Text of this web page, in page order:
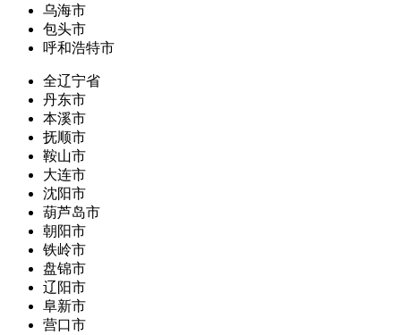
乌海市
包头市
呼和浩特市
全辽宁省
丹东市
本溪市
抚顺市
鞍山市
大连市
沈阳市
葫芦岛市
朝阳市
铁岭市
盘锦市
辽阳市
阜新市
营口市